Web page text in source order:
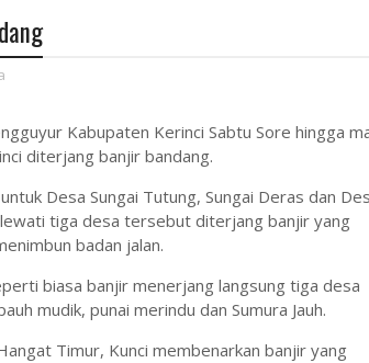
Kabupaten Kerinci Sabtu Sore hingga
diterjang banjir bandang.
Desa Sungai Tutung, Sungai Deras dan
tiga desa tersebut diterjang banjir yang
badan jalan.
biasa banjir menerjang langsung tiga desa
mudik, punai merindu dan Sumura Jauh.
Timur, Kunci membenarkan banjir yang